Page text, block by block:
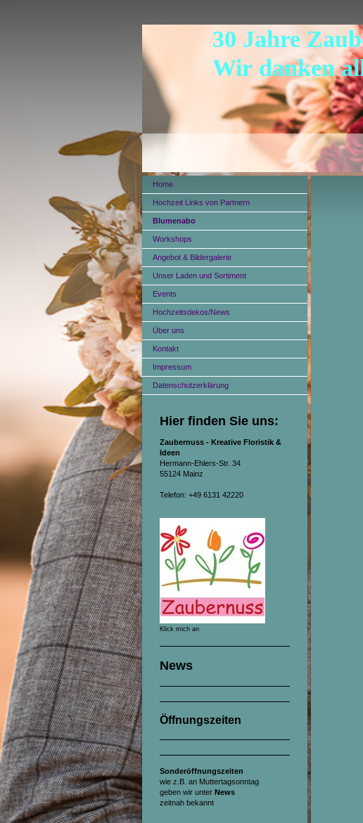
30 Jahre
Wir danken
Home
Hochzeit Links von Partnern
Blumenabo
Workshops
Angebot & Bildergalerie
Unser Laden und Sortiment
Events
Hochzeitsdekos/News
Über uns
Kontakt
Impressum
Datenschutzerklärung
Hier finden Sie uns:
Zaubernuss - Kreative Floristik &
Ideen
Hermann-Ehlers-Str. 34
55124 Mainz
Telefon: +49 6131 42220
Klick mich an
News
Öffnungszeiten
Sonderöffnungszeiten
wie z.B. an Muttertagsonntag
geben wir unter News
zeitnah bekannt